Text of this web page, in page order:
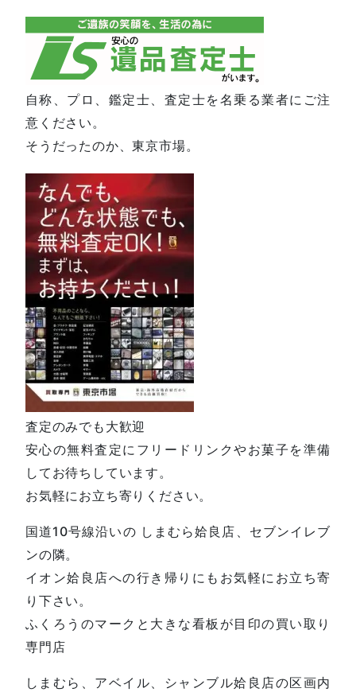
自称、プロ、鑑定士、査定士を名乗る業者にご注
意ください。
そうだったのか、東京市場。
査定のみでも大歓迎
安心の無料査定にフリードリンクやお菓子を準備
してお待ちしています。
お気軽にお立ち寄りください。
国道10号線沿いの しまむら姶良店、セブンイレブ
ンの隣。
イオン姶良店への行き帰りにもお気軽にお立ち寄
り下さい。
ふくろうのマークと大きな看板が目印の買い取り
専門店
しまむら、アベイル、シャンブル姶良店の区画内